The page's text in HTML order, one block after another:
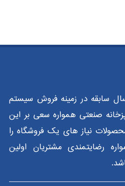
اسکیل با بیش از 10 سال سابقه در زمینه فروش سیستم
صنعتی همواره سعی بر این
نیاز های یک فروشگاه را
رضایتمندی مشتریان اولین